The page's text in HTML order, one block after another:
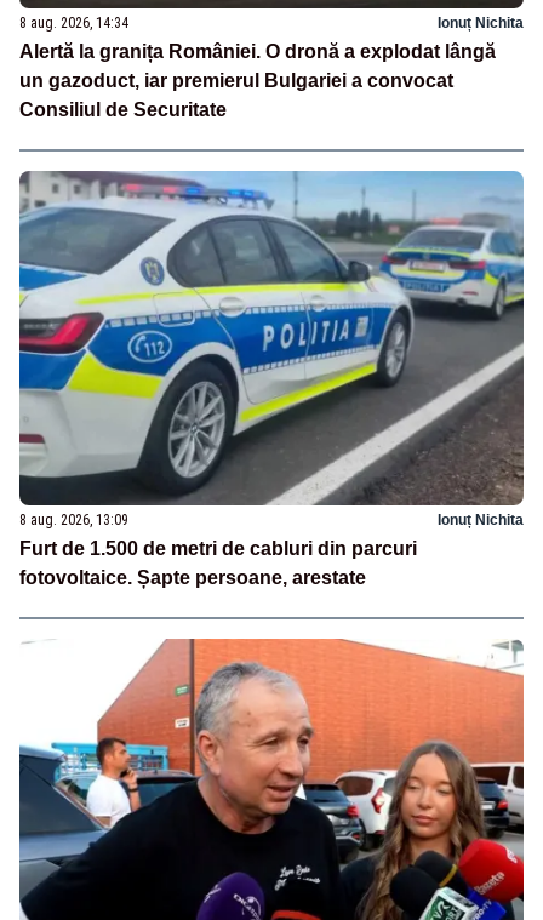
8 aug. 2026, 14:34 Ionuț Nichita
Alertă la granița României. O dronă a explodat lângă
un gazoduct, iar premierul Bulgariei a convocat
Consiliul de Securitate
8 aug. 2026, 13:09 Ionuț Nichita
Furt de 1.500 de metri de cabluri din parcuri
fotovoltaice. Șapte persoane, arestate